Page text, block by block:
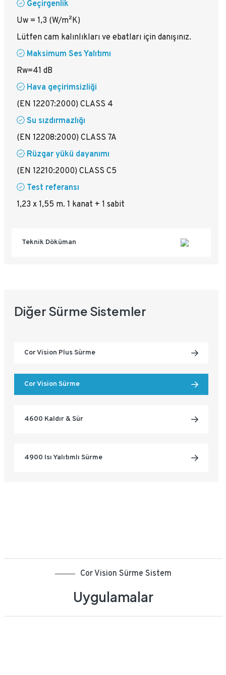
Geçirgenlik
Uw = 1,3 (W/m²K)
Lütfen cam kalınlıkları ve ebatları için danışınız.
Maksimum Ses Yalıtımı
Rw=41 dB
Hava geçirimsizliği
(EN 12207:2000) CLASS 4
Su sızdırmazlığı
(EN 12208:2000) CLASS 7A
Rüzgar yükü dayanımı
(EN 12210:2000) CLASS C5
Test referansı
1,23 x 1,55 m. 1 kanat + 1 sabit
Teknik Döküman
Diğer Sürme Sistemler
Cor Vision Plus Sürme
Cor Vision Sürme
4600 Kaldır & Sür
4900 Isı Yalıtımlı Sürme
Cor Vision Sürme Sistem
Uygulamalar